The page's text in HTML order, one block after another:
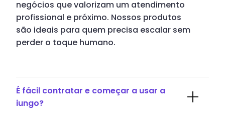
negócios que valorizam um atendimento
profissional e próximo. Nossos produtos
são ideais para quem precisa escalar sem
perder o toque humano.
É fácil contratar e começar a usar a
iungo?